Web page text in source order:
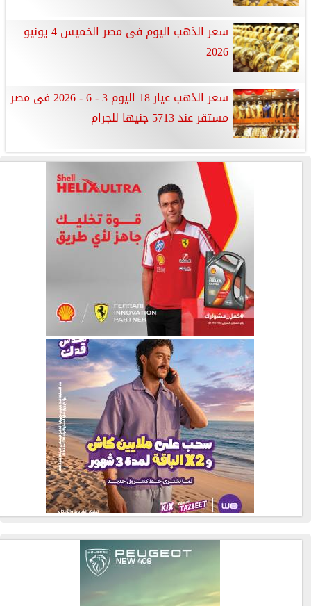
سعر الذهب اليوم فى مصر الخميس 4 يونيو
2026
سعر الذهب عيار 18 اليوم 3 - 6 - 2026 فى مصر
مستقر عند 5713 جنيها للجرام